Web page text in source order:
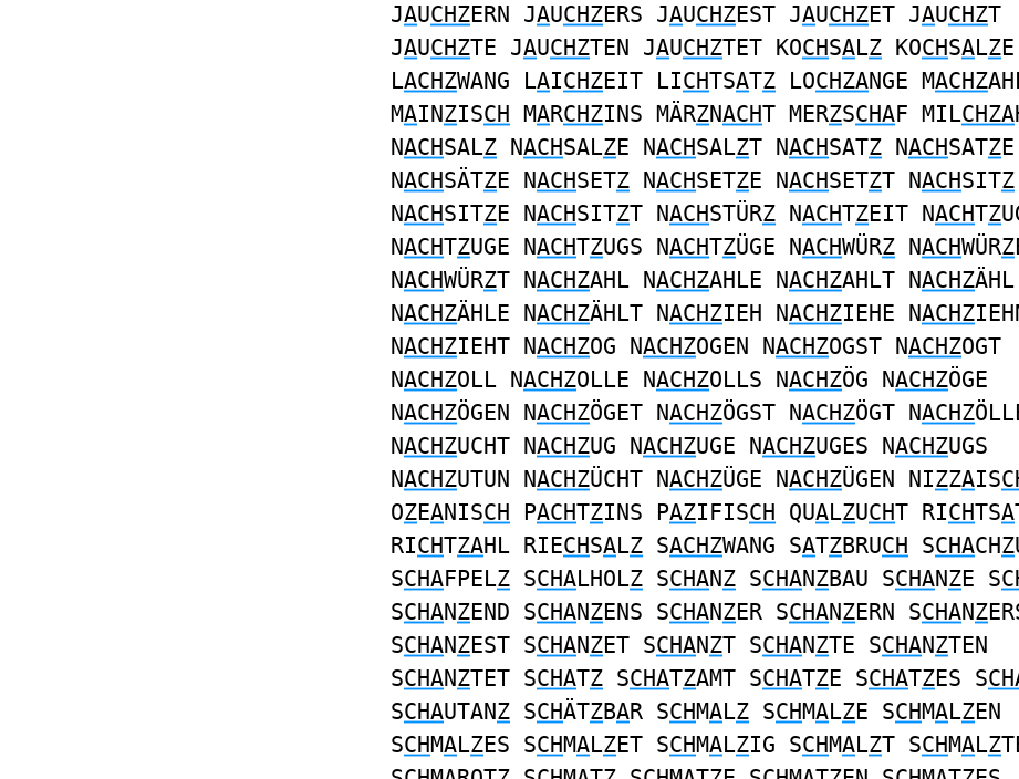
JAUCHZERN JAUCHZERS JAUCHZEST JAUCHZET JAUCHZT
JAUCHZTE JAUCHZTEN JAUCHZTET KOCHSALZ KOCHSALZE
LACHZWANG LAICHZEIT LICHTSATZ LOCHZANGE MACHZ
MAINZISCH MARCHZINS MÄRZNACHT MERZSCHAF MILCHZA
NACHSALZ NACHSALZE NACHSALZT NACHSATZ NACHSATZE
NACHSÄTZE NACHSETZ NACHSETZE NACHSETZT NACHSITZ
NACHSITZE NACHSITZT NACHSTÜRZ NACHTZEIT NACHTZ
NACHTZUGE NACHTZUGS NACHTZÜGE NACHWÜRZ NACHWÜRZ
NACHWÜRZT NACHZAHL NACHZAHLE NACHZAHLT NACHZÄHL
NACHZÄHLE NACHZÄHLT NACHZIEH NACHZIEHE NACHZ
NACHZIEHT NACHZOG NACHZOGEN NACHZOGST NACHZOGT
NACHZOLL NACHZOLLE NACHZOLLS NACHZÖG NACHZÖGE
NACHZÖGEN NACHZÖGET NACHZÖGST NACHZÖGT NACHZ
NACHZUCHT NACHZUG NACHZUGE NACHZUGES NACHZUGS
NACHZUTUN NACHZÜCHT NACHZÜGE NACHZÜGEN NIZZAIS
OZEANISCH PACHTZINS PAZIFISCH QUALZUCHT RICHTSA
RICHTZAHL RIECHSALZ SACHZWANG SATZBRUCH SCHACHZ
SCHAFPELZ SCHALHOLZ SCHANZ SCHANZBAU SCHANZE S
SCHANZEND SCHANZENS SCHANZER SCHANZERN SCHANZ
SCHANZEST SCHANZET SCHANZT SCHANZTE SCHANZTEN
SCHANZTET SCHATZ SCHATZAMT SCHATZE SCHATZES S
SCHAUTANZ SCHÄTZBAR SCHMALZ SCHMALZE SCHMALZEN
SCHMALZES SCHMALZET SCHMALZIG SCHMALZT SCHMALZ